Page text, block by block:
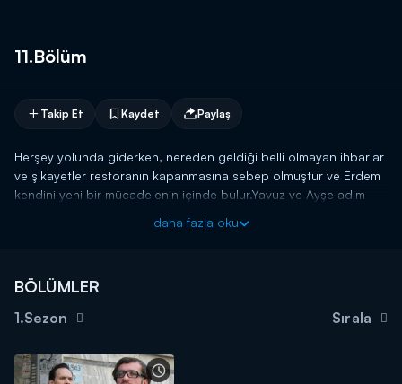
11.Bölüm
Takip Et Kaydet Paylaş
Herşey yolunda giderken, nereden geldiği belli olmayan ihbarlar
ve şikayetler restoranın kapanmasına sebep olmuştur ve Erdem
kendini yeni bir mücadelenin içinde bulur.Yavuz ve Ayşe adım
ailesini daha yakından tanıtıma fırsatı yakalar. Selçuk'un yeni işini
daha fazla oku
BÖLÜMLER
1.Sezon Sırala